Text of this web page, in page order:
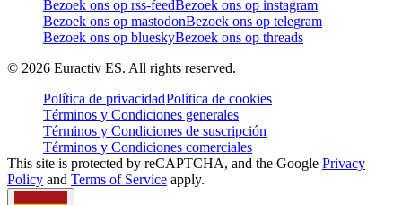
Bezoek ons op rss-feedBezoek ons op instagram
Bezoek ons op mastodonBezoek ons op telegram
Bezoek ons op blueskyBezoek ons op threads
© 2026 Euractiv ES. All rights reserved.
Política de privacidadPolítica de cookies
Términos y Condiciones generales
Términos y Condiciones de suscripción
Términos y Condiciones comerciales
This site is protected by reCAPTCHA, and the Google Privacy
Policy and Terms of Service apply.